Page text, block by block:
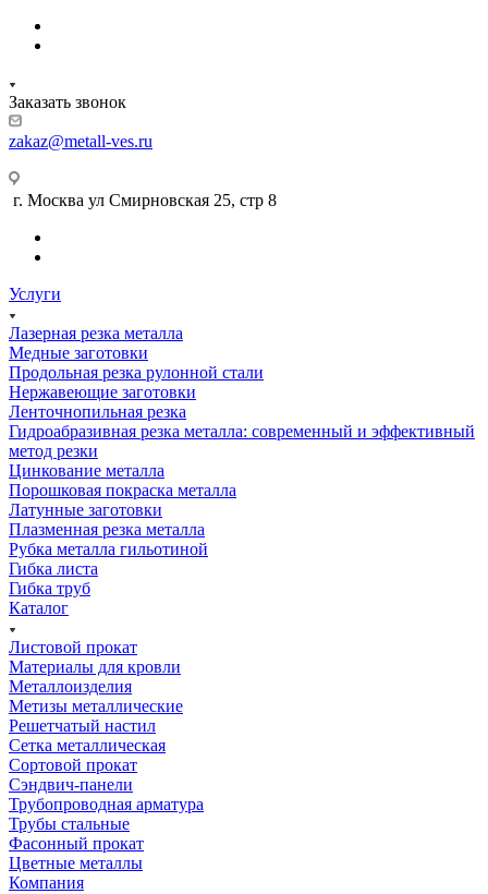
Заказать звонок
zakaz@metall-ves.ru
г. Москва ул Смирновская 25, стр 8
Услуги
Лазерная резка металла
Медные заготовки
Продольная резка рулонной стали
Нержавеющие заготовки
Ленточнопильная резка
Гидроабразивная резка металла: современный и эффективный
метод резки
Цинкование металла
Порошковая покраска металла
Латунные заготовки
Плазменная резка металла
Рубка металла гильотиной
Гибка листа
Гибка труб
Каталог
Листовой прокат
Материалы для кровли
Металлоизделия
Метизы металлические
Решетчатый настил
Сетка металлическая
Сортовой прокат
Сэндвич-панели
Трубопроводная арматура
Трубы стальные
Фасонный прокат
Цветные металлы
Компания